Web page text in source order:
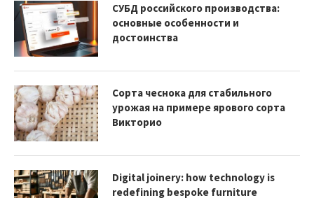
СУБД российского производства:
основные особенности и
достоинства
Сорта чеснока для стабильного
урожая на примере ярового сорта
Викторио
Digital joinery: how technology is
redefining bespoke furniture